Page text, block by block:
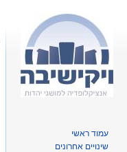
עמוד ראשי
שינויים אחרונים